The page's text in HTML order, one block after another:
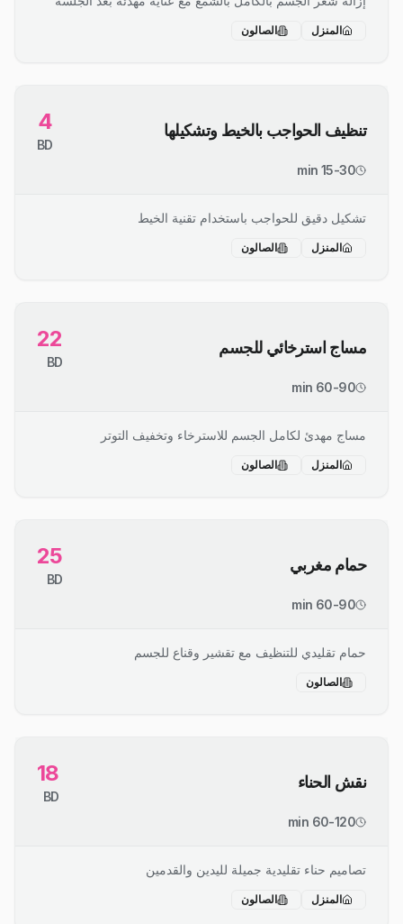
المنزل الصالون
تنظيف الحواجب بالخيط وتشكيلها 4
BD
15-30 min
تشكيل دقيق للحواجب باستخدام تقنية الخيط
المنزل الصالون
مساج استرخائي للجسم 22
BD
60-90 min
مساج مهدئ لكامل الجسم للاسترخاء وتخفيف التوتر
المنزل الصالون
حمام مغربي 25
BD
60-90 min
حمام تقليدي للتنظيف مع تقشير وقناع للجسم
الصالون
نقش الحناء 18
BD
60-120 min
تصاميم حناء تقليدية جميلة لليدين والقدمين
المنزل الصالون